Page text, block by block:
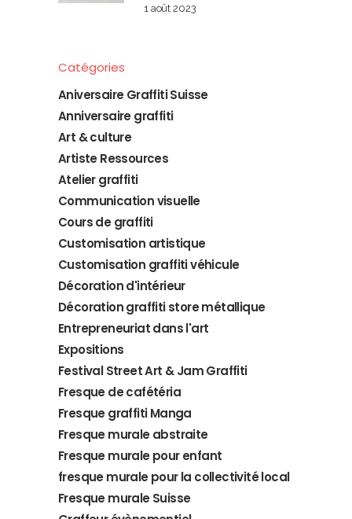
1 août 2023
Catégories
Aniversaire Graffiti Suisse
Anniversaire graffiti
Art & culture
Artiste Ressources
Atelier graffiti
Communication visuelle
Cours de graffiti
Customisation artistique
Customisation graffiti véhicule
Décoration d'intérieur
Décoration graffiti store métallique
Entrepreneuriat dans l'art
Expositions
Festival Street Art & Jam Graffiti
Fresque de cafétéria
Fresque graffiti Manga
Fresque murale abstraite
Fresque murale pour enfant
fresque murale pour la collectivité local
Fresque murale Suisse